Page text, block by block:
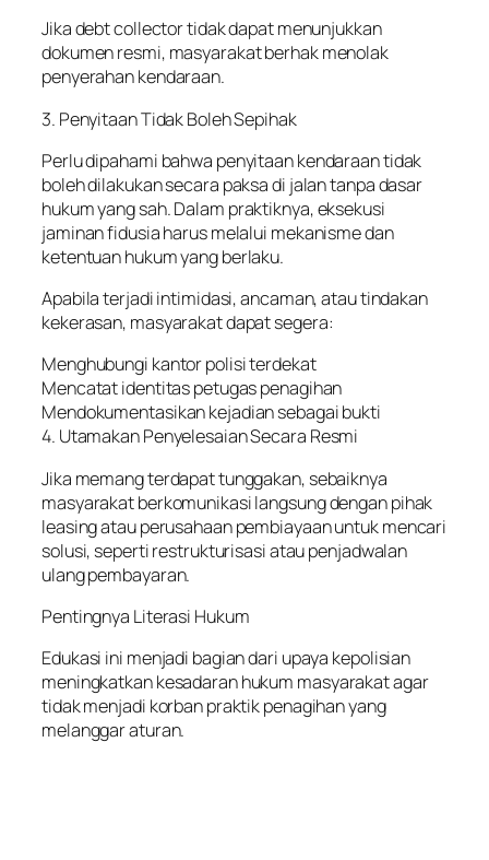
Jika debt collector tidak dapat menunjukkan
dokumen resmi, masyarakat berhak menolak
penyerahan kendaraan.
3. Penyitaan Tidak Boleh Sepihak
Perlu dipahami bahwa penyitaan kendaraan tidak
boleh dilakukan secara paksa di jalan tanpa dasar
hukum yang sah. Dalam praktiknya, eksekusi
jaminan fidusia harus melalui mekanisme dan
ketentuan hukum yang berlaku.
Apabila terjadi intimidasi, ancaman, atau tindakan
kekerasan, masyarakat dapat segera:
Menghubungi kantor polisi terdekat
Mencatat identitas petugas penagihan
Mendokumentasikan kejadian sebagai bukti
4. Utamakan Penyelesaian Secara Resmi
Jika memang terdapat tunggakan, sebaiknya
masyarakat berkomunikasi langsung dengan pihak
leasing atau perusahaan pembiayaan untuk mencari
solusi, seperti restrukturisasi atau penjadwalan
ulang pembayaran.
Pentingnya Literasi Hukum
Edukasi ini menjadi bagian dari upaya kepolisian
meningkatkan kesadaran hukum masyarakat agar
tidak menjadi korban praktik penagihan yang
melanggar aturan.